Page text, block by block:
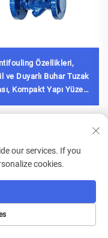
Özellikleri,
ve Duyarlı Buhar Tuzak
Kompakt Yapı Yüzen
geçecektir.
0/100
our services. If you
cookies.